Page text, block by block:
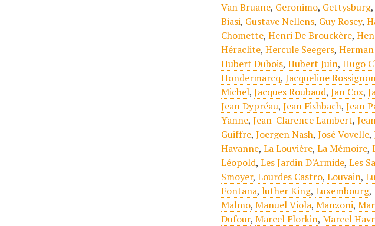
Van Bruane, Geronimo, Gettysburg,
Biasi, Gustave Nellens, Guy Rosey,
Chomette,Henri De Brouckère,
Héraclite,Hercule Seegers,
Hubert Dubois,Hubert Juin,Hugo
Hondermarcq,Jacqueline
Michel,Jacques Roubaud,Jan Cox,
Jean Dypréau,Jean Fishbach,Jean
Yanne,Jean-Clarence Lambert,
Guiffre,Joergen Nash,José Vovelle,
Havanne,La Louvière,La Mémoire,
Léopold,Les Jardin D'Armide,Les
Smoyer,Lourdes Castro,Louvain,
Fontana,luther King,Luxembourg,
Malmo,Manuel Viola,Manzoni,
Dufour,Marcel Florkin,Marcel